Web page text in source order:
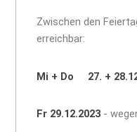
Zwischen den
erreichbar:
Mi + Do 27. +
Fr 29.12.2023 -